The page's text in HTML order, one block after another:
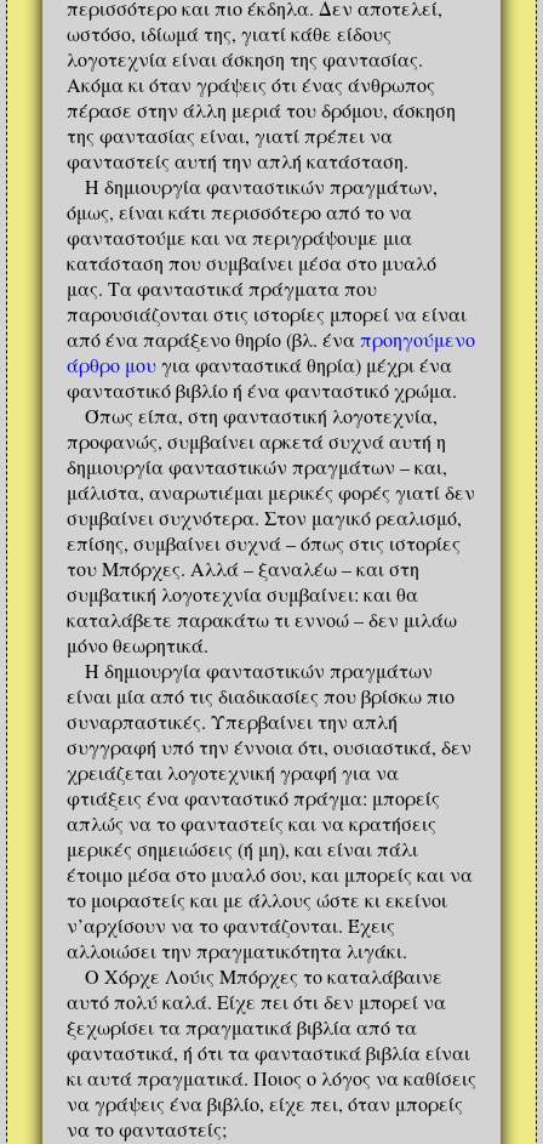
περισσότερο και πιο έκδηλα. Δεν αποτελεί,
ωστόσο, ιδίωμά της, γιατί κάθε είδους
λογοτεχνία είναι άσκηση της φαντασίας.
Ακόμα κι όταν γράψεις ότι ένας άνθρωπος
πέρασε στην άλλη μεριά του δρόμου, άσκηση
της φαντασίας είναι, γιατί πρέπει να
φανταστείς αυτή την απλή κατάσταση.
Η δημιουργία φανταστικών πραγμάτων,
όμως, είναι κάτι περισσότερο από το να
φανταστούμε και να περιγράψουμε μια
κατάσταση που συμβαίνει μέσα στο μυαλό
μας. Τα φανταστικά πράγματα που
παρουσιάζονται στις ιστορίες μπορεί να είναι
από ένα παράξενο θηρίο (βλ. έναπροηγούμενο
άρθρο μουγια φανταστικά θηρία) μέχρι ένα
φανταστικό βιβλίο ή ένα φανταστικό χρώμα.
Όπως είπα, στη φανταστική λογοτεχνία,
προφανώς, συμβαίνει αρκετά συχνά αυτή η
δημιουργία φανταστικών πραγμάτων – και,
μάλιστα, αναρωτιέμαι μερικές φορές γιατί δεν
συμβαίνει συχνότερα. Στον μαγικό ρεαλισμό,
επίσης, συμβαίνει συχνά – όπως στις ιστορίες
του Μπόρχες. Αλλά – ξαναλέω – και στη
συμβατική λογοτεχνία συμβαίνει: και θα
καταλάβετε παρακάτω τι εννοώ – δεν μιλάω
μόνο θεωρητικά.
Η δημιουργία φανταστικών πραγμάτων
είναι μία από τις διαδικασίες που βρίσκω πιο
συναρπαστικές. Υπερβαίνει την απλή
συγγραφή υπό την έννοια ότι, ουσιαστικά, δεν
χρειάζεται λογοτεχνική γραφή για να
φτιάξεις ένα φανταστικό πράγμα: μπορείς
απλώς να το φανταστείς και να κρατήσεις
μερικές σημειώσεις (ή μη), και είναι πάλι
έτοιμο μέσα στο μυαλό σου, και μπορείς και να
το μοιραστείς και με άλλους ώστε κι εκείνοι
ν’αρχίσουν να το φαντάζονται. Έχεις
αλλοιώσει την πραγματικότητα λιγάκι.
Ο Χόρχε Λούις Μπόρχες το καταλάβαινε
αυτό πολύ καλά. Είχε πει ότι δεν μπορεί να
ξεχωρίσει τα πραγματικά βιβλία από τα
φανταστικά, ή ότι τα φανταστικά βιβλία είναι
κι αυτά πραγματικά. Ποιος ο λόγος να καθίσεις
να γράψεις ένα βιβλίο, είχε πει, όταν μπορείς
να το φανταστείς;